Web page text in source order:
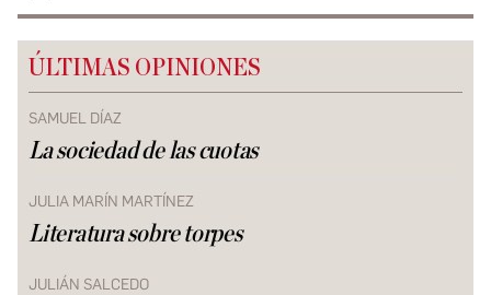
ÚLTIMAS OPINIONES
SAMUEL DÍAZ
La sociedad de las cuotas
JULIA MARÍN MARTÍNEZ
Literatura sobre torpes
JULIÁN SALCEDO